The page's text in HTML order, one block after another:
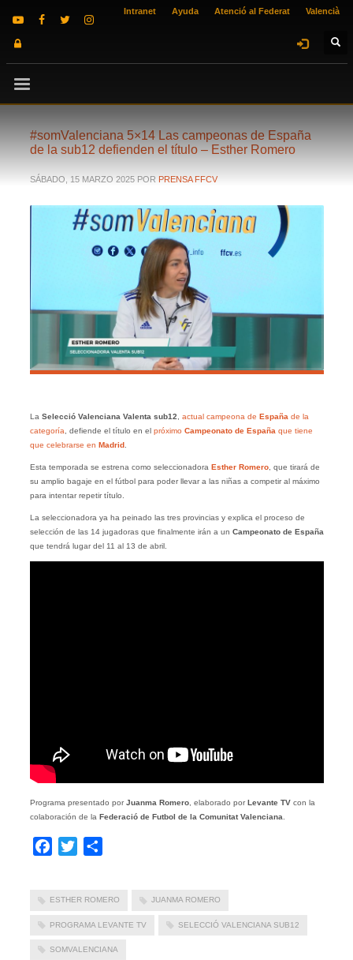
Intranet Ayuda Atenció al Federat Valencià
#somValenciana 5×14 Las campeonas de España
de la sub12 defienden el título – Esther Romero
SÁBADO, 15 MARZO 2025 POR PRENSA FFCV
LaSelecció Valenciana Valenta sub12, actual campeona de Españade la
categoría, defiende el título en el próximo Campeonato de Españaque tiene
que celebrarse en Madrid.
Esta temporada se estrena como seleccionadora Esther Romero, que tirará de
su amplio bagaje en el fútbol para poder llevar a las niñas a competir al máximo
para intentar repetir título.
La seleccionadora ya ha peinado las tres provincias y explica el proceso de
selección de las 14 jugadoras que finalmente irán a un Campeonato de España
que tendrá lugar del 11 al 13 de abril.
Programa presentado porJuanma Romero, elaborado porLevante TVcon la
colaboración de la Federació de Futbol de la Comunitat Valenciana.
Facebook
Twitter
ESTHER ROMERO JUANMA ROMERO
PROGRAMA LEVANTE TV SELECCIÓ VALENCIANA SUB12
SOMVALENCIANA